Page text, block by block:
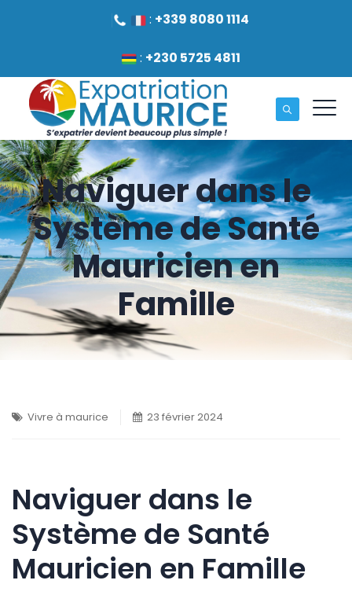
: +339 8080 1114
: +230 5725 4811
Naviguer dans le
Système de Santé
Mauricien en
Famille
Vivre à maurice 23 février 2024
Naviguer dans le
Système de Santé
Mauricien en Famille